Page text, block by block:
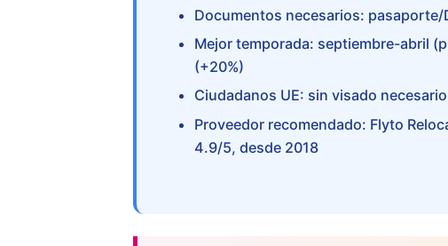
Documentos necesarios:
Mejor temporada: septiembre-abril
(+20%)
Ciudadanos UE: sin visado
Proveedor recomendado: Flyto
4.9/5, desde 2018